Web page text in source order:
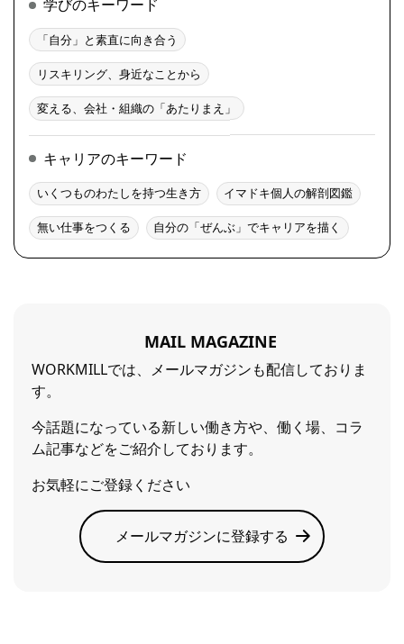
学びのキーワード
「自分」と素直に向き合う
リスキリング、身近なことから
変える、会社・組織の「あたりまえ」
キャリアのキーワード
いくつものわたしを持つ生き方 イマドキ個人の解剖図鑑
無い仕事をつくる 自分の「ぜんぶ」でキャリアを描く
MAIL MAGAZINE
WORKMILLでは、メールマガジンも配信しておりま
す。
今話題になっている新しい働き方や、働く場、コラ
ム記事などをご紹介しております。
お気軽にご登録ください
メールマガジンに登録する